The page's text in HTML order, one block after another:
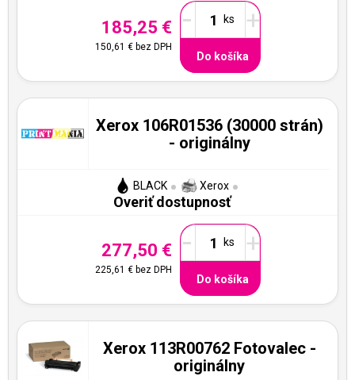
185,25 €
150,61 €bez DPH
- +
Do košíka
Xerox 106R01536 (30000 strán)
- originálny
BLACK Xerox
Overiť dostupnosť
277,50 €
225,61 €bez DPH
- +
Do košíka
Xerox 113R00762 Fotovalec -
originálny